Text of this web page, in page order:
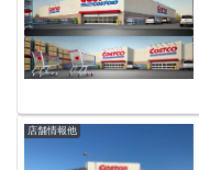
店舗情報他